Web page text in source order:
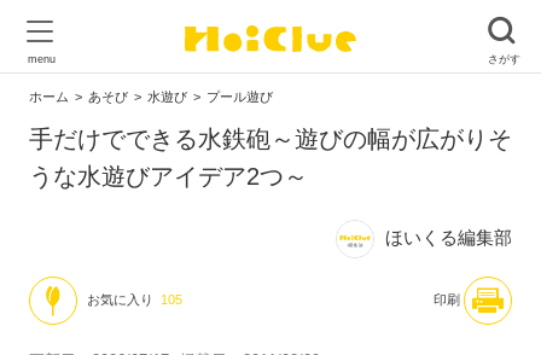
ホーム あそび 水遊び プール遊び
手だけでできる水鉄砲～遊びの幅が広がりそ
うな水遊びアイデア2つ～
ほいくる編集部
お気に入り 105 印刷